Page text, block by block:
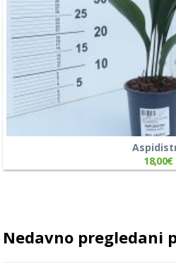
18,00€
Nedavno pregledani